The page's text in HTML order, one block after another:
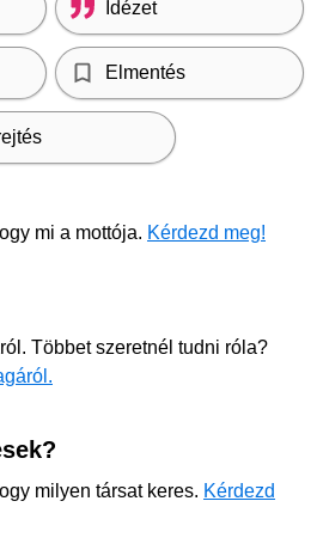
Idézet
Elmentés
mi a mottója. Kérdezd meg!
Többet szeretnél tudni róla?
milyen társat keres. Kérdezd